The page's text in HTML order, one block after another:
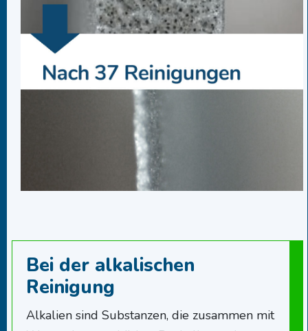
Bei der alkalischen
Reinigung
Alkalien sind Substanzen, die zusammen mit